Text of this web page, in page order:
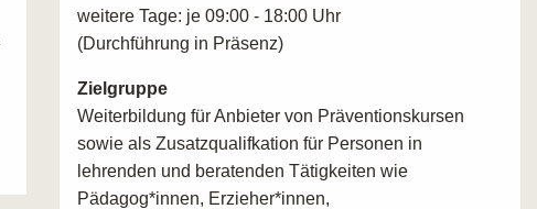
weitere Tage: je 09:00 - 18:00 Uhr
(Durchführung in Präsenz)
Zielgruppe
Weiterbildung für Anbieter von Präventionskursen
sowie als Zusatzqualifkation für Personen in
lehrenden und beratenden Tätigkeiten wie
Pädagog*innen, Erzieher*innen,